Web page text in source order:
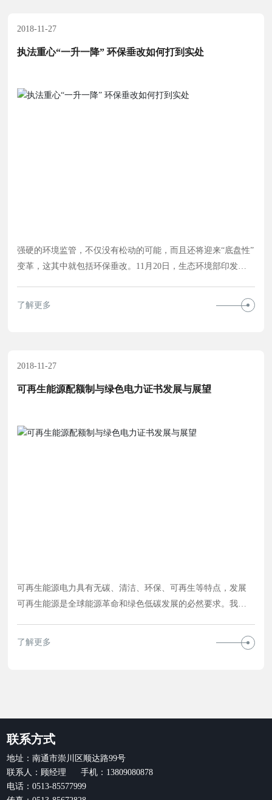
许可证。公司作为环保行业龙头企业德国
2018-11-27
执法重心“一升一降” 环保垂改如何打到实处
强硬的环境监管，不仅没有松动的可能，而且还将迎来“底盘性”
变革，这其中就包括环保垂改。11月20日，生态环境部印发
度改革工作的通知》，在明确环保垂改落地时间表的同时，也
度改革工作的
了解更多
2018-11-27
可再生能源配额制与绿色电力证书发展与展望
可再生能源电力具有无碳、清洁、环保、可再生等特点，发展
可再生能源是全球能源革命和绿色低碳发展的必然要求。我国
消费比重分别达到15%和20%，2030年碳排放达到峰值。建立可
再生能源配额制(以下简称“配额制”)和绿色电力证书(以下简称
了解更多
联系方式
地址：南通市崇川区顺达路99号
联系人：顾经理 手机：13809080878
电话：0513-85577999